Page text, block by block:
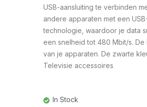
USB-aansluiting te verbinden
andere apparaten met een
technologie, waardoor je data
een snelheid tot 480 Mbit/s.
van je apparaten. De zwarte
Televisie accessoires
In Stock